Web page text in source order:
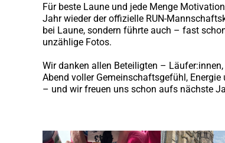
Für beste Laune und jede Menge
Jahr wieder der offizielle RUN-
bei Laune, sondern führte auch – fast
unzählige Fotos.
Wir danken allen Beteiligten –
Abend voller Gemeinschaftsgefühl,
– und wir freuen uns schon aufs nächste